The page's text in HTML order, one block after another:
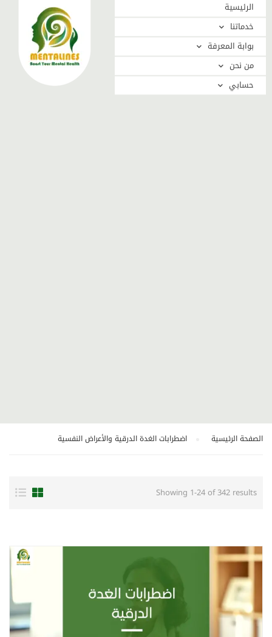
الرئيسية
خدماتنا
بوابة المعرفة
من نحن
حسابي
الصفحة الرئيسية اضطرابات الغدة الدرقية والأعراض النفسية
Showing 1-24 of 342 results